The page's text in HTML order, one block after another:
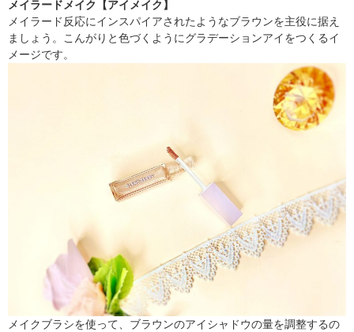
メイラードメイク【アイメイク】
メイラード反応にインスパイアされたようなブラウンを主役に据え
ましょう。こんがりと色づくようにグラデーションアイをつくるイ
メージです。
メイクブラシを使って、ブラウンのアイシャドウの量を調整するの